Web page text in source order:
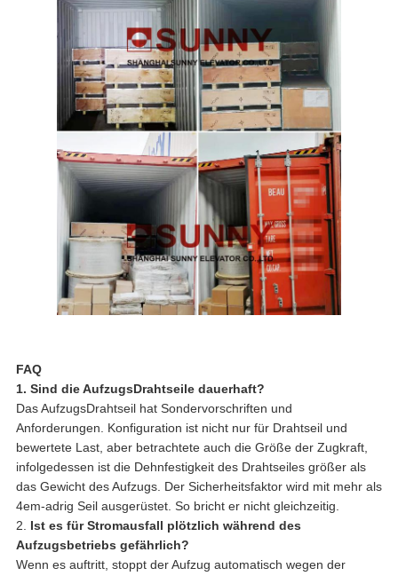
FAQ
1. Sind die AufzugsDrahtseile dauerhaft?
Das AufzugsDrahtseil hat Sondervorschriften und
Anforderungen. Konfiguration ist nicht nur für Drahtseil und
bewertete Last, aber betrachtete auch die Größe der Zugkraft,
infolgedessen ist die Dehnfestigkeit des Drahtseiles größer als
das Gewicht des Aufzugs. Der Sicherheitsfaktor wird mit mehr als
4em-adrig Seil ausgerüstet. So bricht er nicht gleichzeitig.
2. Ist es für Stromausfall plötzlich während des
Aufzugsbetriebs gefährlich?
Wenn es auftritt, stoppt der Aufzug automatisch wegen der